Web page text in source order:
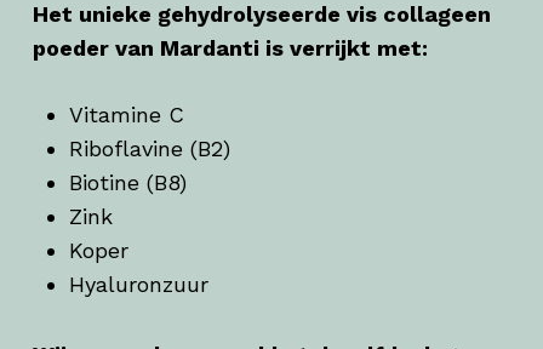
Het unieke gehydrolyseerde vis collageen
poeder van Mardanti is verrijkt met:
Vitamine C
Riboflavine (B2)
Biotine (B8)
Zink
Koper
Hyaluronzuur